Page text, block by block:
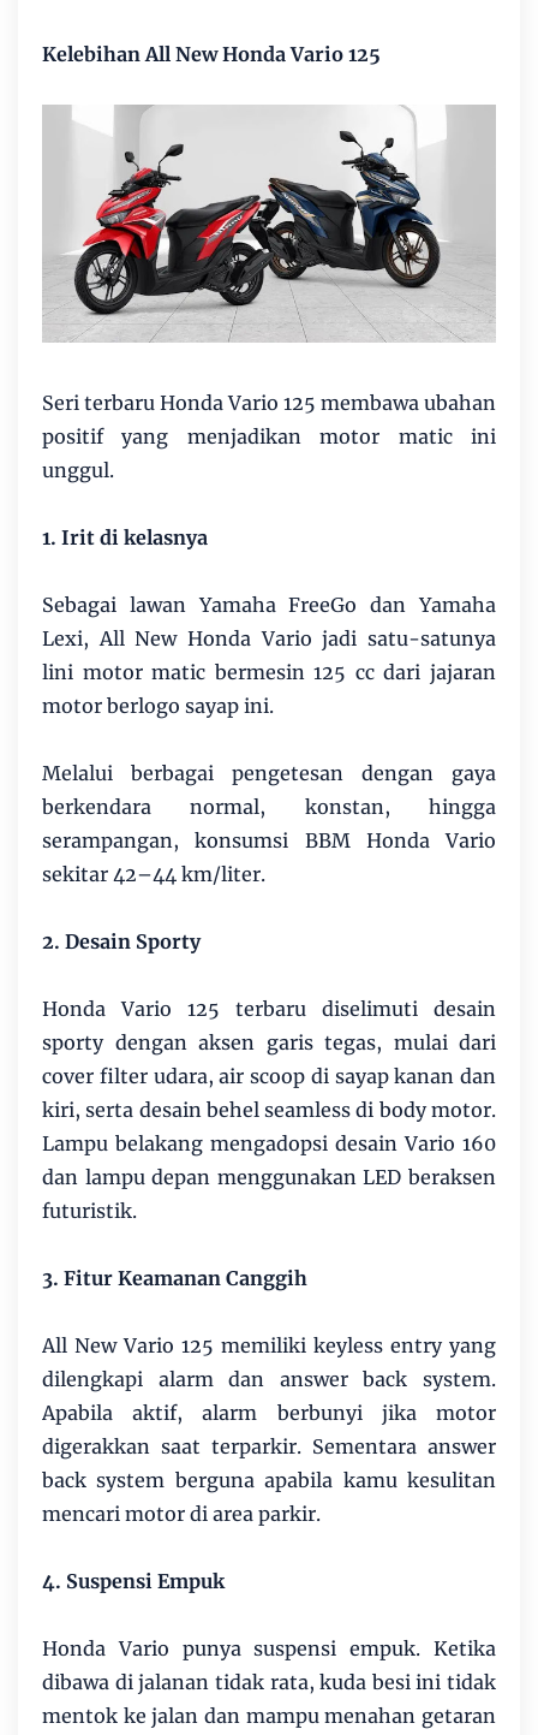
Kelebihan All New Honda Vario 125
Seri terbaru Honda Vario 125 membawa ubahan
positif yang menjadikan motor matic ini
unggul.
1. Irit di kelasnya
Sebagai lawan Yamaha FreeGo dan Yamaha
Lexi, All New Honda Vario jadi satu-satunya
lini motor matic bermesin 125 cc dari jajaran
motor berlogo sayap ini.
Melalui berbagai pengetesan dengan gaya
berkendara normal, konstan, hingga
serampangan, konsumsi BBM Honda Vario
sekitar 42–44 km/liter.
2. Desain Sporty
Honda Vario 125 terbaru diselimuti desain
sporty dengan aksen garis tegas, mulai dari
cover filter udara, air scoop di sayap kanan dan
kiri, serta desain behel seamless di body motor.
Lampu belakang mengadopsi desain Vario 160
dan lampu depan menggunakan LED beraksen
futuristik.
3. Fitur Keamanan Canggih
All New Vario 125 memiliki keyless entry yang
dilengkapi alarm dan answer back system.
Apabila aktif, alarm berbunyi jika motor
digerakkan saat terparkir. Sementara answer
back system berguna apabila kamu kesulitan
mencari motor di area parkir.
4. Suspensi Empuk
Honda Vario punya suspensi empuk. Ketika
dibawa di jalanan tidak rata, kuda besi ini tidak
mentok ke jalan dan mampu menahan getaran